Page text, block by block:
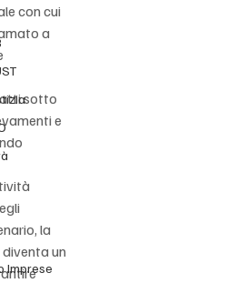
Imprese
con cui
a
sotto
e
la
un